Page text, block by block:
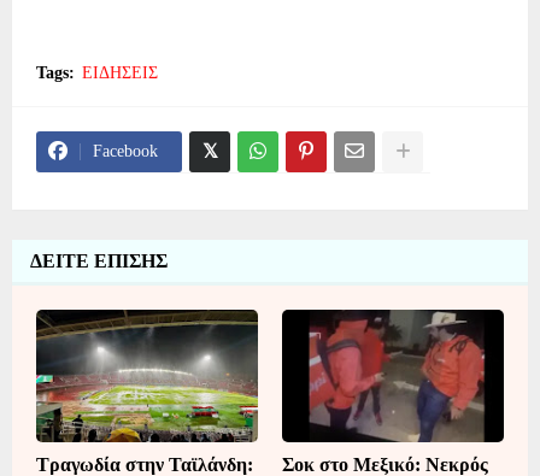
Tags: ΕΙΔΗΣΕΙΣ
Facebook
ΔΕΙΤΕ ΕΠΙΣΗΣ
Τραγωδία στην Ταϊλάνδη:
Σοκ στο Μεξικό: Νεκρός